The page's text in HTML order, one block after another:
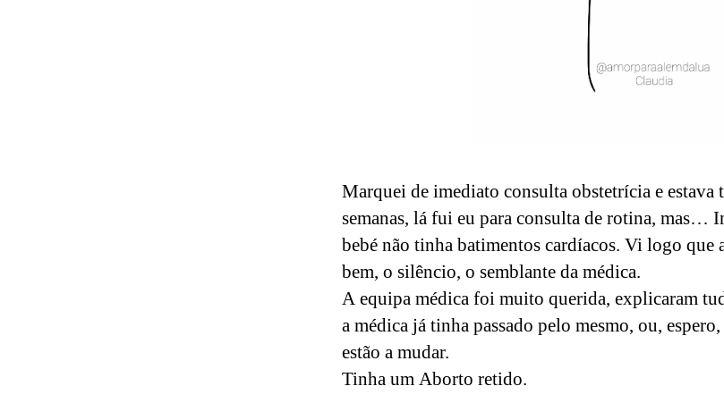
Marquei de imediato consulta obstetrícia e estava
semanas, lá fui eu para consulta de rotina, mas…
bebé não tinha batimentos cardíacos. Vi logo que
bem, o silêncio, o semblante da médica.
A equipa médica foi muito querida, explicaram
a médica já tinha passado pelo mesmo, ou,
estão a mudar.
Tinha um Aborto retido.